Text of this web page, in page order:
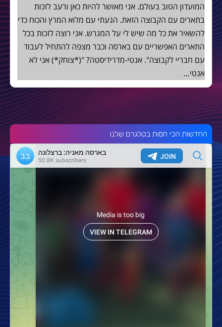
המועדון הטוב בעולם. אני מאושר להיות כאן ורעב לזכות
בתארים עם הקבוצה הזאת. הגעתי עם מלוא המרץ והכוח כדי
להשאיר את כל מה שיש לי על המגרש. אני רוצה לזכות בכל
התארים האפשריים עם בארסה וכבר מצפה להתחיל לעבוד
עם חבריי לקבוצה". אנטי-מדרידיסטה? "(*צוחק*) אני לא
אנטי…
החדשות הכי חמות בטלגרם שלנו